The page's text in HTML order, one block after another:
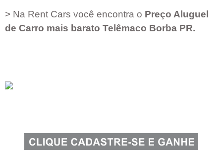
> Na Rent Cars você encontra o Preço Aluguel
de Carro mais barato Telêmaco Borba PR.